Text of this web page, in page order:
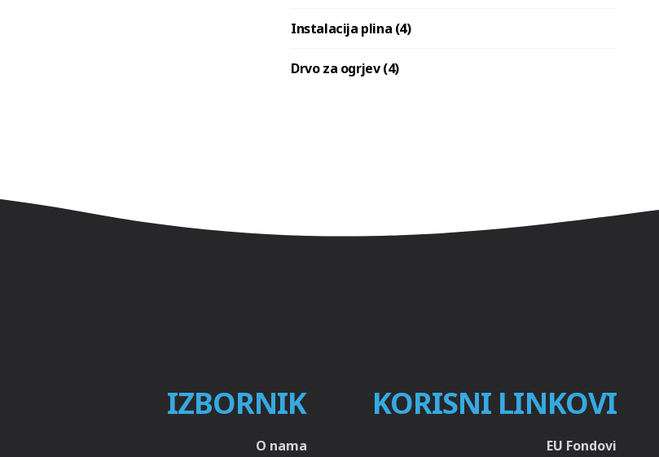
Instalacija plina (4)
Drvo za ogrjev (4)
IZBORNIK
O nama
KORISNI LINKOVI
EU Fondovi